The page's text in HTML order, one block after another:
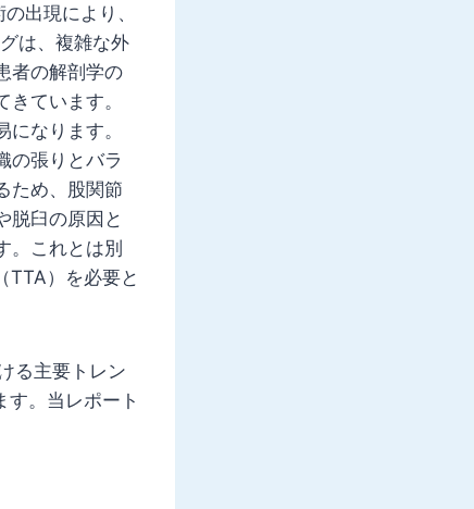
出現により、
は、複雑な外
者の解剖学の
ています。
なります。
の張りとバラ
ため、股関節
脱臼の原因と
。これとは別
TTA）を必要と
る主要トレン
。当レポート